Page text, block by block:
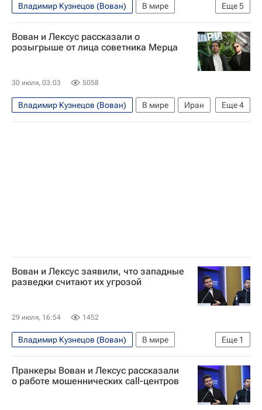
Еще5
Владимир Кузнецов (Вован)
В мире
Россия
Лондон
Москва
Борис Березовский
Вован и Лексус рассказали о
розыгрыше от лица советника Мерца
30 июля, 03:03 5058
Еще4
Владимир Кузнецов (Вован) В мире
Иран
Германия
США
Вован и Лексус заявили, что западные
разведки считают их угрозой
29 июля, 16:54 1452
Еще 1
Владимир Кузнецов (Вован)
В мире
Алексей Столяров (Лексус)
Пранкеры Вован и Лексус рассказали
о работе мошеннических call-центров